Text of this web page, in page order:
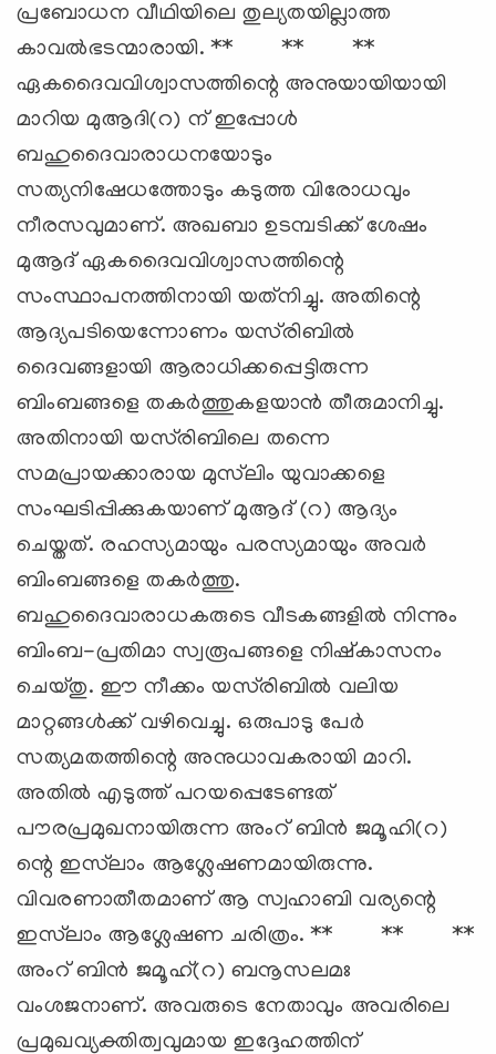
പ്രബോധന വീഥിയിലെ തുല്യതയില്ലാത്ത
കാവല്‍ഭടന്മാരായി. ** ** **
ഏകദൈവവിശ്വാസത്തിന്റെ അനുയായിയായി
മാറിയ മുആദി(റ) ന് ഇപ്പോള്‍
ബഹുദൈവാരാധനയോടും
സത്യനിഷേധത്തോടും കടുത്ത വിരോധവും
നീരസവുമാണ്. അഖബാ ഉടമ്പടിക്ക് ശേഷം
മുആദ് ഏകദൈവവിശ്വാസത്തിന്റെ
സംസ്ഥാപനത്തിനായി യത്‌നിച്ചു. അതിന്റെ
ആദ്യപടിയെന്നോണം യസ്‍രിബില്‍
ദൈവങ്ങളായി ആരാധിക്കപ്പെട്ടിരുന്ന
ബിംബങ്ങളെ തകര്‍ത്തുകളയാന്‍ തീരുമാനിച്ചു.
അതിനായി യസ്‍രിബിലെ തന്നെ
സമപ്രായക്കാരായ മുസ്‍ലിം യുവാക്കളെ
സംഘടിപ്പിക്കുകയാണ് മുആദ് (റ) ആദ്യം
ചെയ്തത്. രഹസ്യമായും പരസ്യമായും അവര്‍
ബിംബങ്ങളെ തകര്‍ത്തു.
ബഹുദൈവാരാധകരുടെ വീടകങ്ങളില്‍ നിന്നും
ബിംബ-പ്രതിമാ സ്വരൂപങ്ങളെ നിഷ്‌കാസനം
ചെയ്തു. ഈ നീക്കം യസ്‍രിബില്‍ വലിയ
മാറ്റങ്ങള്‍ക്ക് വഴിവെച്ചു. ഒരുപാടു പേര്‍
സത്യമതത്തിന്റെ അനുധാവകരായി മാറി.
അതില്‍ എടുത്ത് പറയപ്പെടേണ്ടത്
പൗരപ്രമുഖനായിരുന്ന അംറ് ബിന്‍ ജമൂഹി(റ)
ന്റെ ഇസ്‍ലാം ആശ്ലേഷണമായിരുന്നു.
വിവരണാതീതമാണ് ആ സ്വഹാബി വര്യന്റെ
ഇസ്‍ലാം ആശ്ലേഷണ ചരിത്രം. ** ** **
അംറ് ബിന്‍ ജമൂഹ്(റ) ബനൂസലമഃ
വംശജനാണ്. അവരുടെ നേതാവും അവരിലെ
പ്രമുഖവ്യക്തിത്വവുമായ ഇദ്ദേഹത്തിന്